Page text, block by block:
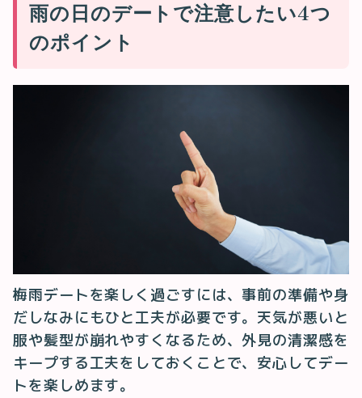
雨の日のデートで注意したい4つ
のポイント
梅雨デートを楽しく過ごすには、事前の準備や身
だしなみにもひと工夫が必要です。天気が悪いと
服や髪型が崩れやすくなるため、外見の清潔感を
キープする工夫をしておくことで、安心してデー
トを楽しめます。